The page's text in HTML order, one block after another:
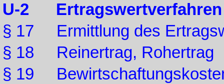
U-2 Ertragswertverfahren
§ 17 Ermittlung des
§ 18 Reinertrag, Rohertrag
§ 19